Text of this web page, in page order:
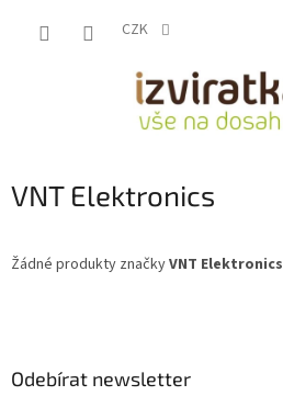
CZK
VNT Elektronics
Žádné produkty značkyVNT Elektronics
Odebírat newsletter